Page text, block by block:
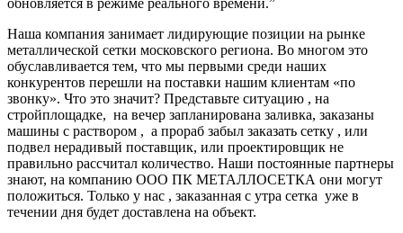
Наша компания занимает лидирующие позиции на рынке
металлической сетки московского региона. Во многом это
обуславливается тем, что мы первыми среди наших
конкурентов перешли на поставки нашим клиентам «по
звонку». Что это значит? Представьте ситуацию , на
стройплощадке, на вечер запланирована заливка, заказаны
машины с раствором , а прораб забыл заказать сетку , или
подвел нерадивый поставщик, или проектировщик не
правильно рассчитал количество. Наши постоянные партнеры
знают, на компанию ООО ПК МЕТАЛЛОСЕТКА они могут
положиться. Только у нас , заказанная с утра сетка уже в
течении дня будет доставлена на объект.